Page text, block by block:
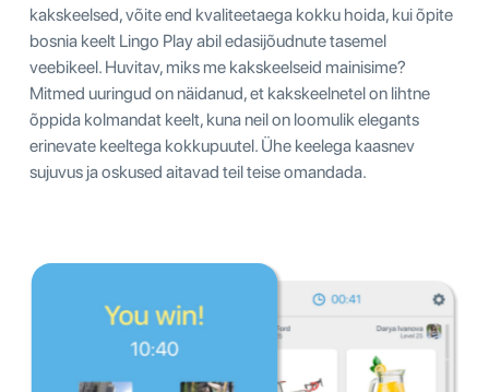
kakskeelsed, võite end kvaliteetaega kokku hoida, kui õpite
bosnia keelt Lingo Play abil edasijõudnute tasemel
veebikeel. Huvitav, miks me kakskeelseid mainisime?
Mitmed uuringud on näidanud, et kakskeelnetel on lihtne
õppida kolmandat keelt, kuna neil on loomulik elegants
erinevate keeltega kokkupuutel. Ühe keelega kaasnev
sujuvus ja oskused aitavad teil teise omandada.